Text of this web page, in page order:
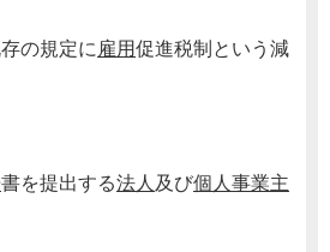
の規定に雇用促進税制という減
書を提出する法人及び個人事業主